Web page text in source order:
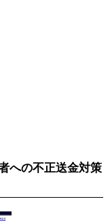
への不正送金対策